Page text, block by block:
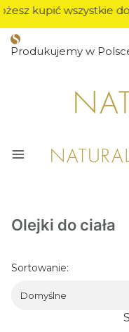
kupić wszystkie
Produkujemy w
Olejki do ciała
Sortowanie:
Domyślne